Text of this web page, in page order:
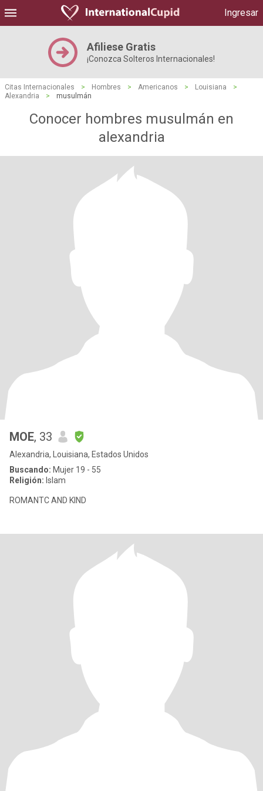
Ingresar
Afiliese Gratis
¡Conozca Solteros Internacionales!
Citas Internacionales > Hombres > Americanos > Louisiana
>
Alexandria
> musulmán
Conocer hombres musulmán en
alexandria
MOE, 33
Alexandria, Louisiana, Estados Unidos
Buscando: Mujer 19 - 55
Religión: Islam
ROMANTC AND KIND